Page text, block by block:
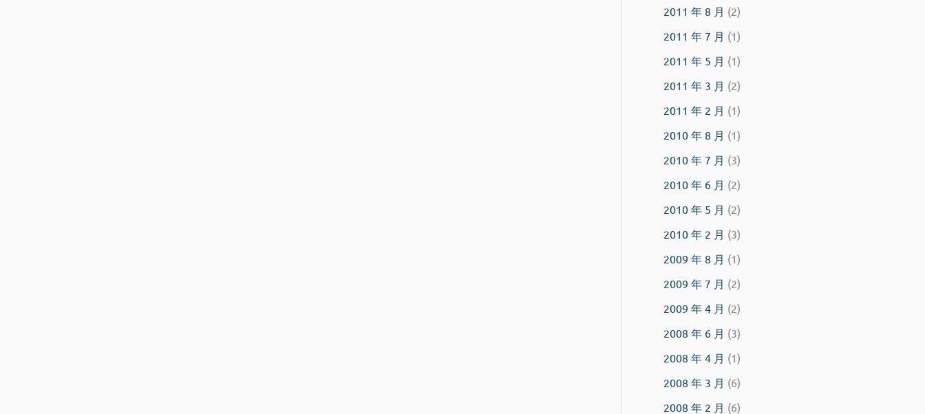
2011 年 8 月 (2)
2011 年 7 月 (1)
2011 年 5 月 (1)
2011 年 3 月 (2)
2011 年 2 月 (1)
2010 年 8 月 (1)
2010 年 7 月 (3)
2010 年 6 月 (2)
2010 年 5 月 (2)
2010 年 2 月 (3)
2009 年 8 月 (1)
2009 年 7 月 (2)
2009 年 4 月 (2)
2008 年 6 月 (3)
2008 年 4 月 (1)
2008 年 3 月 (6)
2008 年 2 月 (6)